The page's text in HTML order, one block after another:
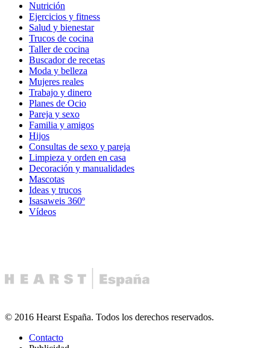
Nutrición
Ejercicios y fitness
Salud y bienestar
Trucos de cocina
Taller de cocina
Buscador de recetas
Moda y belleza
Mujeres reales
Trabajo y dinero
Planes de Ocio
Pareja y sexo
Familia y amigos
Hijos
Consultas de sexo y pareja
Limpieza y orden en casa
Decoración y manualidades
Mascotas
Ideas y trucos
Isasaweis 360º
Vídeos
© 2016 Hearst España. Todos los derechos reservados.
Contacto